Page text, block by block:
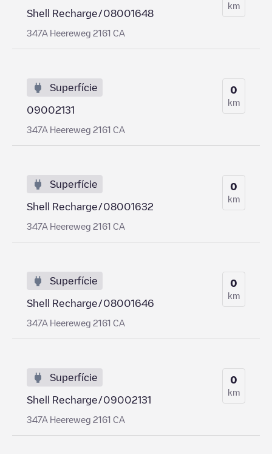
Shell Recharge/08001648
347A Heereweg 2161 CA
km
Superfície
09002131
347A Heereweg 2161 CA
0
km
Superfície
Shell Recharge/08001632
347A Heereweg 2161 CA
0
km
Superfície
Shell Recharge/08001646
347A Heereweg 2161 CA
0
km
Superfície
Shell Recharge/09002131
347A Heereweg 2161 CA
0
km